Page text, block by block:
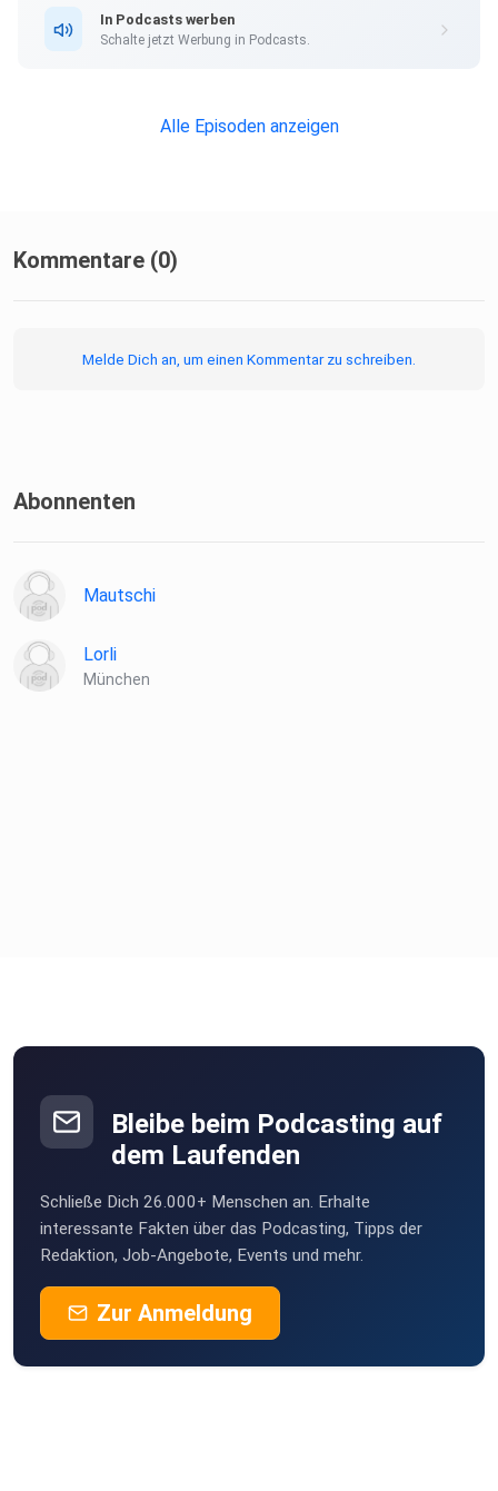
In Podcasts werben
Schalte jetzt Werbung in Podcasts.
Alle Episoden anzeigen
Kommentare (0)
Melde Dich an, um einen Kommentar zu schreiben.
Abonnenten
Mautschi
Lorli
München
Bleibe beim Podcasting auf
dem Laufenden
Schließe Dich 26.000+ Menschen an. Erhalte
interessante Fakten über das Podcasting, Tipps der
Redaktion, Job-Angebote, Events und mehr.
Zur Anmeldung